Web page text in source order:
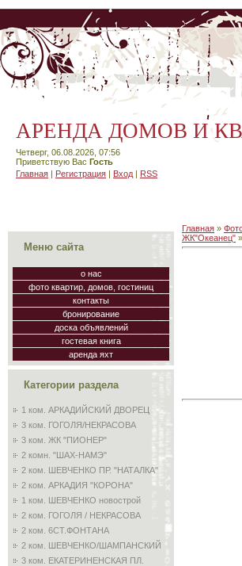
АРЕНДА ДОМОВ И
Четверг, 06.08.2026, 07:56
Приветствую Вас Гость
Главная | Регистрация | Вход | RSS
Меню сайта
о нас
фото квартир, домов, гостиниц
контакты
бронирование
доска объявлений
гостевая книга
аренда яхт
Категории раздела
1 ком. АРКАДИЙСКИЙ ДВОРЕЦ
3 ком. ГОГОЛЯ/НЕКРАСОВА
3 ком. ЖК "ПИОНЕР"
2 комн. "ШАХ-НАМЭ"
2 ком. ШЕВЧЕНКО ПР. "НАТАЛКА"
2 ком. АРКАДИЯ "КОРОНА"
1 ком. ШЕВЧЕНКО новострой
2 ком. ГОГОЛЯ / НЕКРАСОВА
2 ком. 6СТ.ФОНТАНА
2 ком. ШЕВЧЕНКО/ШАМПАНСКИЙ
3 ком. ЕКАТЕРИНЕНСКАЯ ПЛ.
Главная »
ЖК"Океанец" »